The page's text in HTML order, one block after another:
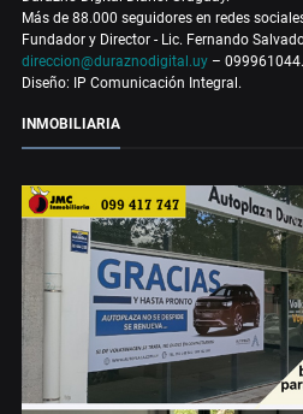
Más de 88.000 seguidores en redes
Fundador y Director - Lic. Fernando
direccion@duraznodigital.uy – 099961044.
Diseño: IP Comunicación Integral.
INMOBILIARIA